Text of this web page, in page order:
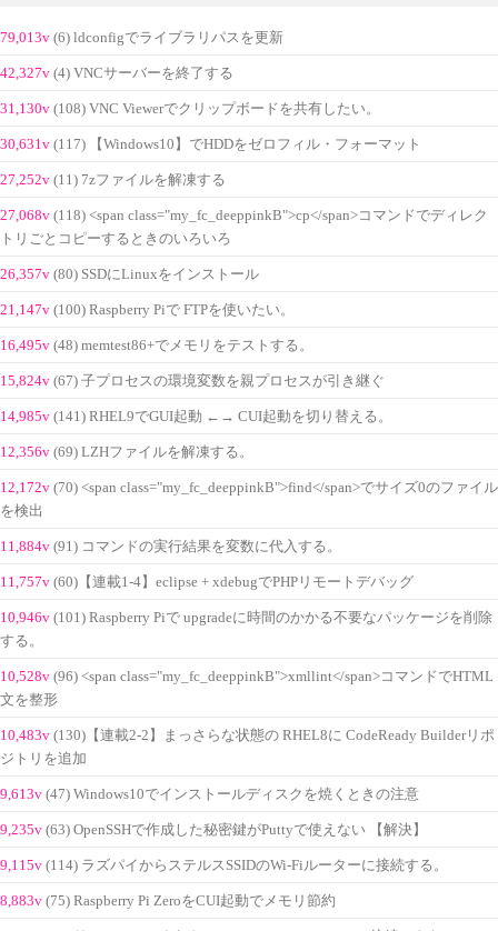
79,013v (6) ldconfigでライブラリパスを更新
42,327v (4) VNCサーバーを終了する
31,130v (108) VNC Viewerでクリップボードを共有したい。
30,631v (117) 【Windows10】でHDDをゼロフィル・フォーマット
27,252v (11) 7zファイルを解凍する
27,068v (118) <span class="my_fc_deeppinkB">cp</span>コマンドでディレク
トリごとコピーするときのいろいろ
26,357v (80) SSDにLinuxをインストール
21,147v (100) Raspberry Piで FTPを使いたい。
16,495v (48) memtest86+でメモリをテストする。
15,824v (67) 子プロセスの環境変数を親プロセスが引き継ぐ
14,985v (141) RHEL9でGUI起動 ←→ CUI起動を切り替える。
12,356v (69) LZHファイルを解凍する。
12,172v (70) <span class="my_fc_deeppinkB">find</span>でサイズ0のファイル
を検出
11,884v (91) コマンドの実行結果を変数に代入する。
11,757v (60)【連載1-4】eclipse + xdebugでPHPリモートデバッグ
10,946v (101) Raspberry Piで upgradeに時間のかかる不要なパッケージを削除
する。
10,528v (96) <span class="my_fc_deeppinkB">xmllint</span>コマンドでHTML
文を整形
10,483v (130)【連載2-2】まっさらな状態の RHEL8に CodeReady Builderリポ
ジトリを追加
9,613v (47) Windows10でインストールディスクを焼くときの注意
9,235v (63) OpenSSHで作成した秘密鍵がPuttyで使えない 【解決】
9,115v (114) ラズパイからステルスSSIDのWi-Fiルーターに接続する。
8,883v (75) Raspberry Pi ZeroをCUI起動でメモリ節約